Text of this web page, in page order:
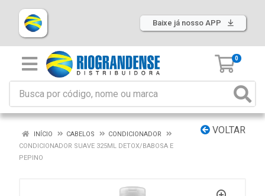
Baixe já nosso APP
0
VOLTAR
INÍCIO CABELOS
CONDICIONADOR
CONDICIONADOR SUAVE 325ML DETOX/BABOSA E
PEPINO